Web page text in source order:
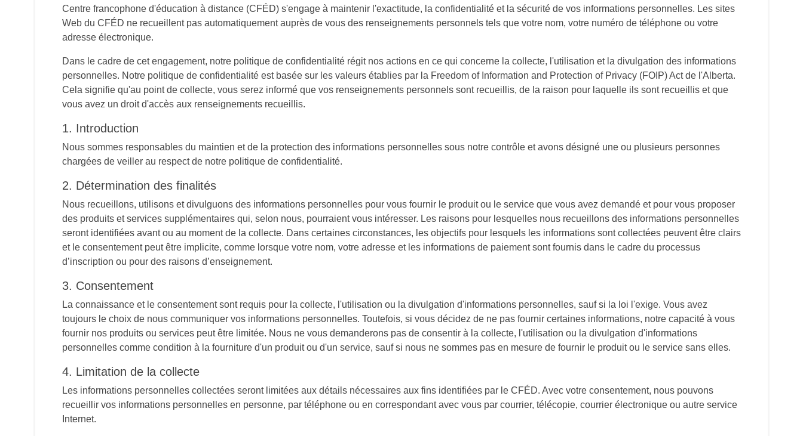
Centre francophone d'éducation à distance (CFÉD) s'engage à maintenir l'exactitude, la confidentialité et la sécurité de vos informations personnelles. Les sites
Web du CFÉD ne recueillent pas automatiquement auprès de vous des renseignements personnels tels que votre nom, votre numéro de téléphone ou votre
adresse électronique.
Dans le cadre de cet engagement, notre politique de confidentialité régit nos actions en ce qui concerne la collecte, l'utilisation et la divulgation des informations
personnelles. Notre politique de confidentialité est basée sur les valeurs établies par la Freedom of Information and Protection of Privacy (FOIP) Act de l'Alberta.
Cela signifie qu'au point de collecte, vous serez informé que vos renseignements personnels sont recueillis, de la raison pour laquelle ils sont recueillis et que
vous avez un droit d'accès aux renseignements recueillis.
1. Introduction
Nous sommes responsables du maintien et de la protection des informations personnelles sous notre contrôle et avons désigné une ou plusieurs personnes
chargées de veiller au respect de notre politique de confidentialité.
2. Détermination des finalités
Nous recueillons, utilisons et divulguons des informations personnelles pour vous fournir le produit ou le service que vous avez demandé et pour vous proposer
des produits et services supplémentaires qui, selon nous, pourraient vous intéresser. Les raisons pour lesquelles nous recueillons des informations personnelles
seront identifiées avant ou au moment de la collecte. Dans certaines circonstances, les objectifs pour lesquels les informations sont collectées peuvent être clairs
et le consentement peut être implicite, comme lorsque votre nom, votre adresse et les informations de paiement sont fournis dans le cadre du processus
d’inscription ou pour des raisons d’enseignement.
3. Consentement
La connaissance et le consentement sont requis pour la collecte, l'utilisation ou la divulgation d'informations personnelles, sauf si la loi l'exige. Vous avez
toujours le choix de nous communiquer vos informations personnelles. Toutefois, si vous décidez de ne pas fournir certaines informations, notre capacité à vous
fournir nos produits ou services peut être limitée. Nous ne vous demanderons pas de consentir à la collecte, l'utilisation ou la divulgation d'informations
personnelles comme condition à la fourniture d'un produit ou d'un service, sauf si nous ne sommes pas en mesure de fournir le produit ou le service sans elles.
4. Limitation de la collecte
Les informations personnelles collectées seront limitées aux détails nécessaires aux fins identifiées par le CFÉD. Avec votre consentement, nous pouvons
recueillir vos informations personnelles en personne, par téléphone ou en correspondant avec vous par courrier, télécopie, courrier électronique ou autre service
Internet.